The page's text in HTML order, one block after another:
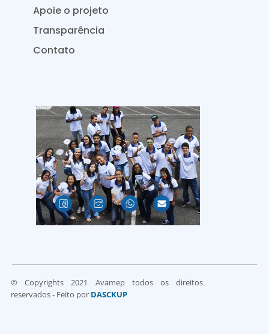
Apoie o projeto
Transparência
Contato
© Copyrights 2021 Avamep todos os direitos
reservados - Feito por DASCKUP